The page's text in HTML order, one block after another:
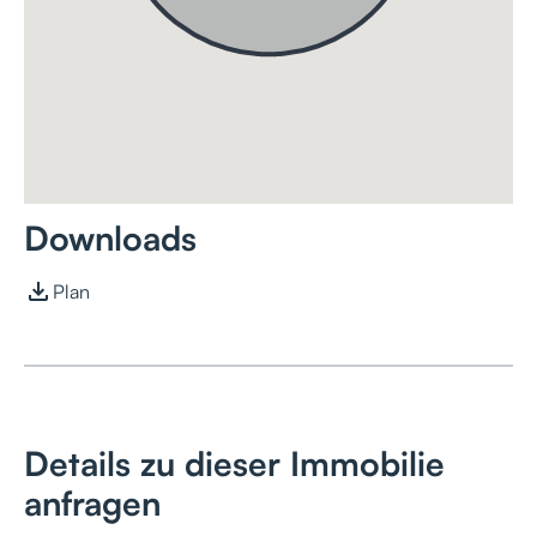
Downloads
Plan
Details zu dieser Immobilie
anfragen